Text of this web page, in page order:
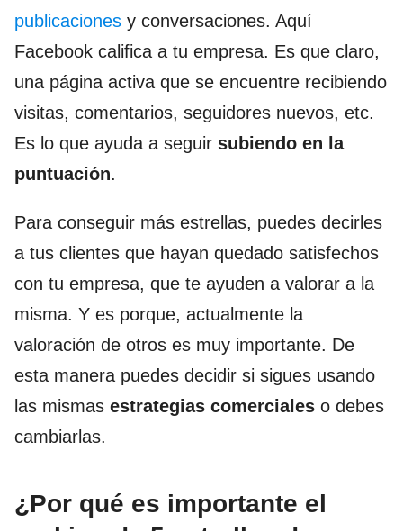
publicaciones y conversaciones. Aquí
Facebook califica a tu empresa. Es que claro,
una página activa que se encuentre recibiendo
visitas, comentarios, seguidores nuevos, etc.
Es lo que ayuda a seguir subiendo en la
puntuación.
Para conseguir más estrellas, puedes decirles
a tus clientes que hayan quedado satisfechos
con tu empresa, que te ayuden a valorar a la
misma. Y es porque, actualmente la
valoración de otros es muy importante. De
esta manera puedes decidir si sigues usando
las mismas estrategias comerciales o debes
cambiarlas.
¿Por qué es importante el